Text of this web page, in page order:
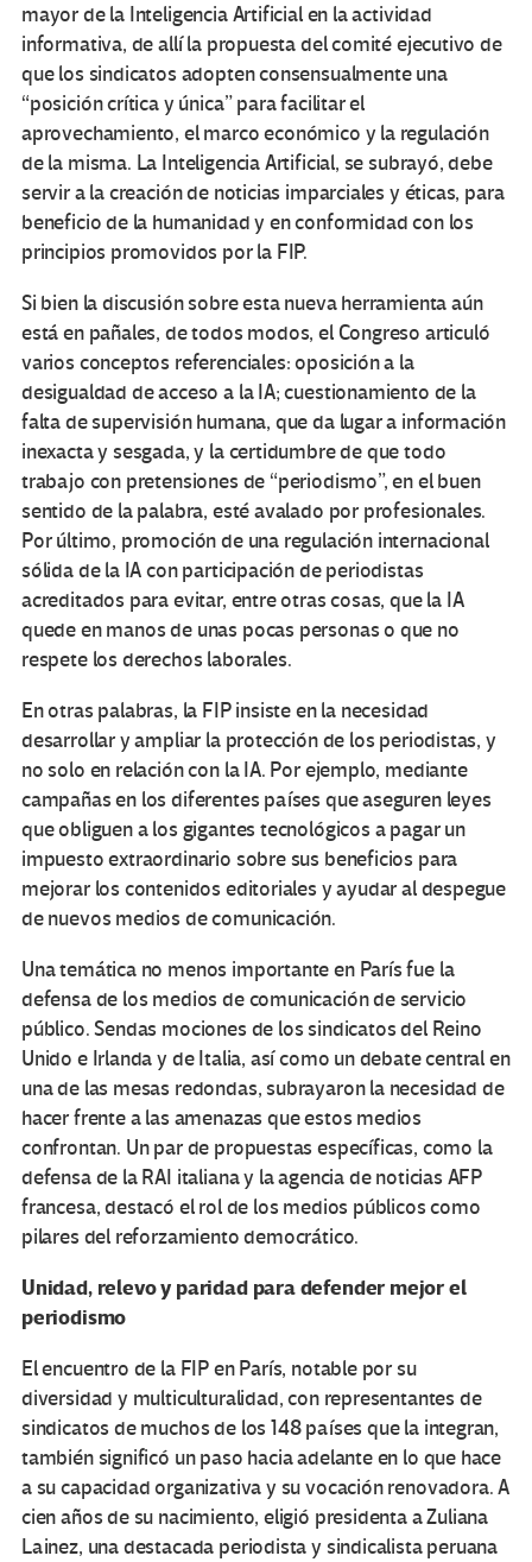
mayor de la Inteligencia Artificial en la actividad
informativa, de allí la propuesta del comité ejecutivo de
que los sindicatos adopten consensualmente una
“posición crítica y única” para facilitar el
aprovechamiento, el marco económico y la regulación
de la misma. La Inteligencia Artificial, se subrayó, debe
servir a la creación de noticias imparciales y éticas, para
beneficio de la humanidad y en conformidad con los
principios promovidos por la FIP.
Si bien la discusión sobre esta nueva herramienta aún
está en pañales, de todos modos, el Congreso articuló
varios conceptos referenciales: oposición a la
desigualdad de acceso a la IA; cuestionamiento de la
falta de supervisión humana, que da lugar a información
inexacta y sesgada, y la certidumbre de que todo
trabajo con pretensiones de “periodismo”, en el buen
sentido de la palabra, esté avalado por profesionales.
Por último, promoción de una regulación internacional
sólida de la IA con participación de periodistas
acreditados para evitar, entre otras cosas, que la IA
quede en manos de unas pocas personas o que no
respete los derechos laborales.
En otras palabras, la FIP insiste en la necesidad
desarrollar y ampliar la protección de los periodistas, y
no solo en relación con la IA. Por ejemplo, mediante
campañas en los diferentes países que aseguren leyes
que obliguen a los gigantes tecnológicos a pagar un
impuesto extraordinario sobre sus beneficios para
mejorar los contenidos editoriales y ayudar al despegue
de nuevos medios de comunicación.
Una temática no menos importante en París fue la
defensa de los medios de comunicación de servicio
público. Sendas mociones de los sindicatos del Reino
Unido e Irlanda y de Italia, así como un debate central en
una de las mesas redondas, subrayaron la necesidad de
hacer frente a las amenazas que estos medios
confrontan. Un par de propuestas específicas, como la
defensa de la RAI italiana y la agencia de noticias AFP
francesa, destacó el rol de los medios públicos como
pilares del reforzamiento democrático.
Unidad, relevo y paridad para defender mejor el
periodismo
El encuentro de la FIP en París, notable por su
diversidad y multiculturalidad, con representantes de
sindicatos de muchos de los 148 países que la integran,
también significó un paso hacia adelante en lo que hace
a su capacidad organizativa y su vocación renovadora. A
cien años de su nacimiento, eligió presidenta a Zuliana
Lainez, una destacada periodista y sindicalista peruana